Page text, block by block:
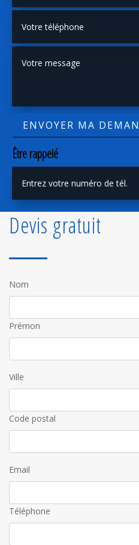
Être rappelé
Devis gratuit
Nom
Prémon
Ville
Code postal
Email
Téléphone